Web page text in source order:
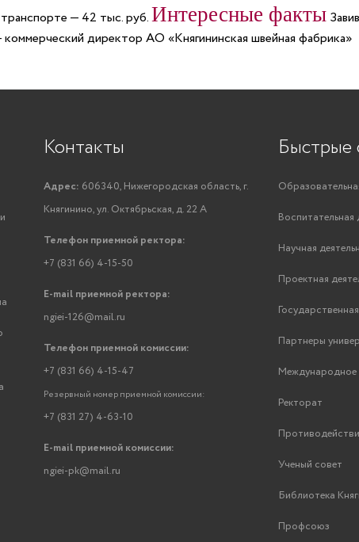
— 42 тыс. руб.Интересные факты
директор АО «Княгининская швейная фабрика»
Контакты
Адрес: 606340, Нижегородская область, г.
Княгинино, ул. Октябрьская, д. 22 А
Телефон приемной ректора:
+7 (831 66) 4-15-50
E-mail приемной ректора:
ngiei-126@mail.ru
Телефон приемной комиссии:
+7 (831 66) 4-15-47
Резервный номер приемной комиссии:
+7 (831 27) 4-63-10
E-mail приемной комиссии:
ngiei-pk@mail.ru
Быстрые
Воспитательная
Научная
Проектная
Партнеры
Международное
Ректорат
Ученый совет
Библиотека
Профсоюз